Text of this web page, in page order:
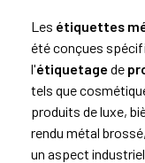
Les étiquettes
été conçues
l'étiquetagede
tels que
produits de luxe,
rendu métal
un aspect